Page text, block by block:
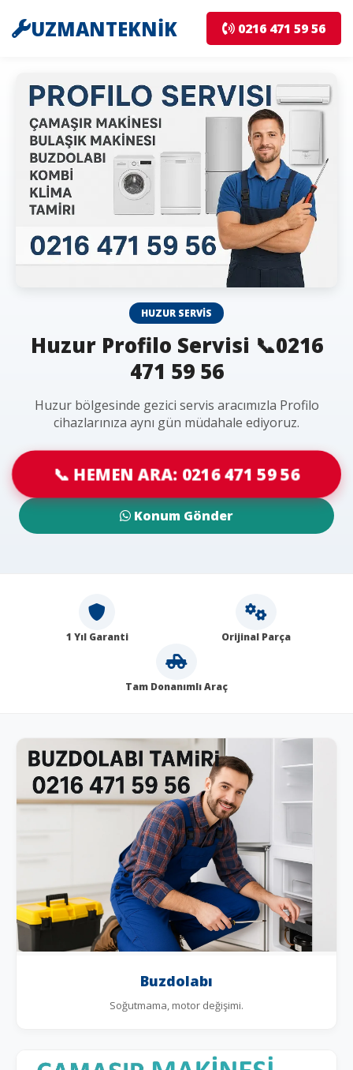
UZMANTEKNİK 0216 471 59 56
HUZUR SERVIS
Huzur Profilo Servisi 📞0216
471 59 56
Huzur bölgesinde gezici servis aracımızla Profilo
cihazlarınıza aynı gün müdahale ediyoruz.
📞 HEMEN ARA: 0216 471 59 56
Konum Gönder
1 Yıl Garanti Orijinal Parça
Tam Donanımlı Araç
Buzdolabı
Soğutmama, motor değişimi.